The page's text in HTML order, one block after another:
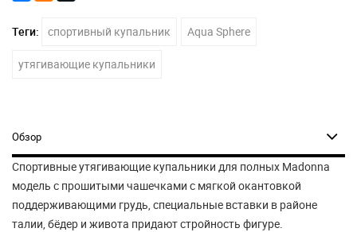
Теги: спортивный купальник Aqua Sphere
утягивающие купальники
Обзор
Спортивные утягивающие купальники для полных Madonna
модель с прошитыми чашечками с мягкой окантовкой
поддерживающими грудь, специальные вставки в районе
талии, бёдер и живота придают стройность фигуре.